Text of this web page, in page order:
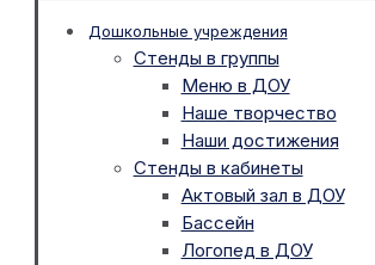
Дошкольные учреждения
Стенды в группы
Меню в ДОУ
Наше творчество
Наши достижения
Стенды в кабинеты
Актовый зал в ДОУ
Бассейн
Логопед в ДОУ